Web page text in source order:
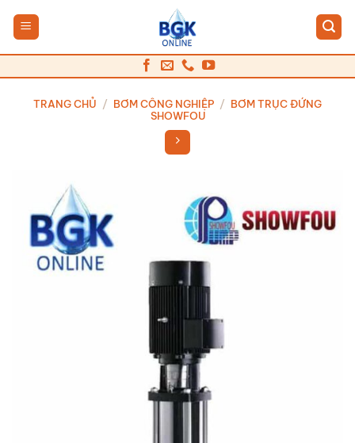
qua
nội
dung
TRANG CHỦ / BƠM CÔNG NGHIỆP / BƠM TRỤC ĐỨNG
SHOWFOU